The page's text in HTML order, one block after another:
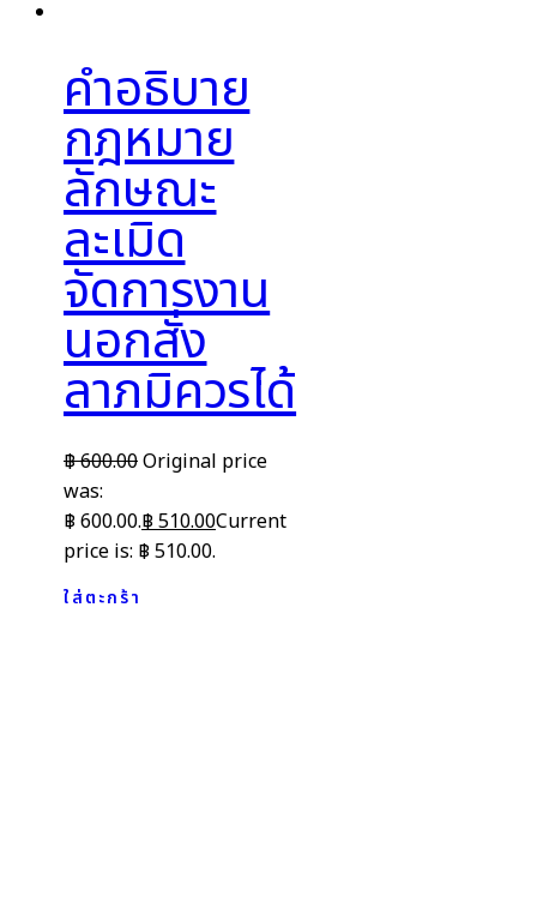
คำอธิบาย
กฎหมาย
ลักษณะ
ละเมิด
จัดการงาน
นอกสั่ง
ลาภมิควรได้
฿600.00Original price
was:
฿ 600.00.฿510.00Current
price is: ฿ 510.00.
ใส่ตะกร้า